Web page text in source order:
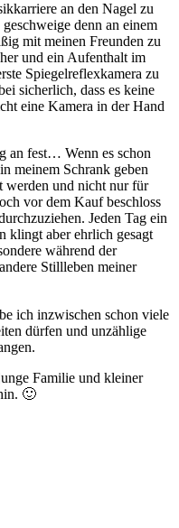
an den Nagel zu
denn an einem
mit meinen Freunden zu
und ein Aufenthalt im
Spiegelreflexkamera zu
sicherlich, dass es keine
eine Kamera in der Hand
an fest… Wenn es schon
meinem Schrank geben
werden und nicht nur für
vor dem Kauf beschloss
Jeden Tag ein
klingt aber ehrlich gesagt
während der
Stillleben meiner
ich inzwischen schon viele
dürfen und unzählige
Familie und kleiner
🙂